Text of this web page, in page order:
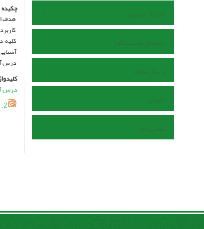
اطلاعات نشریه
راهنمای نویسندگان
ارسال مقاله
داوران
تماس با ما
چکیده
هدف
درس
درس